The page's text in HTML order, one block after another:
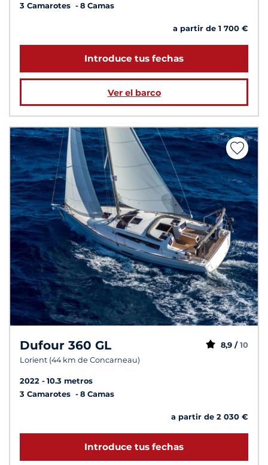
3 Camarotes
8 Camas
a partir de 1 700 €
Introduce tus fechas
Ver el barco
Dufour 360 GL
Lorient (44 km de Concarneau)
8,9 / 10
2022
10.3 metros
3 Camarotes
8 Camas
a partir de 2 030 €
Introduce tus fechas